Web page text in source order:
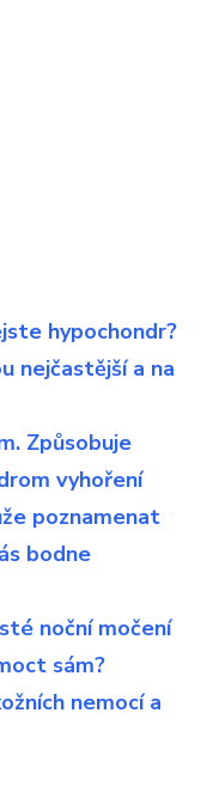
hypochondr?
nejčastější a na
Způsobuje
vyhoření
poznamenat
bodne
noční močení
sám?
nemocí a